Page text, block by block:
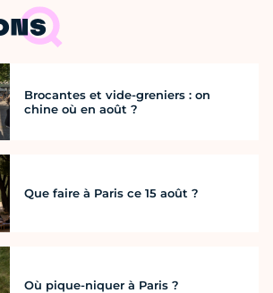
Brocantes et vide-greniers : on
chine où en août ?
Que faire à Paris ce 15 août ?
Où pique-niquer à Paris ?